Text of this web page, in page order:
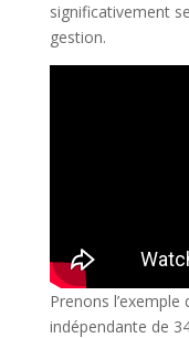
significativement
gestion.
Prenons
indépendante de